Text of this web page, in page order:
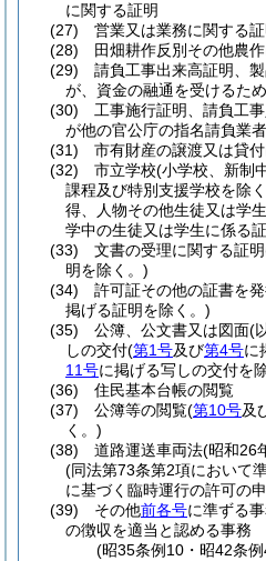
に関する証明
(27)
営業又は業務に関する証
(28)
田畑耕作反別その他農
(29)
請負工事出来高証明、
が、資金の融通を受けるた
(30)
工事施行証明、請負工
が他の官公庁の指名請負業
(31)
市有財産の譲渡又は貸
(32)
市立学校(小学校、新制
課程及び特別支援学校を除
得、人物その他生徒又は学
学中の生徒又は学生に係る証
(33)
文書の受理に関する証明
明を除く。)
(34)
許可証その他の証書を
掲げる証明を除く。)
(35)
公簿、公文書又は図面(
しの交付(第1号及び第4号に
11号に掲げる写しの交付を
(36)
住民基本台帳の閲覧
(37)
公簿等の閲覧(第10号及
く。)
(38)
道路運送車両法(昭和26
(同法第73条第2項において
に基づく臨時運行の許可の
(39)
その他前各号に準ずる
の徴収を適当と認める事務
(昭35条例10・昭42条